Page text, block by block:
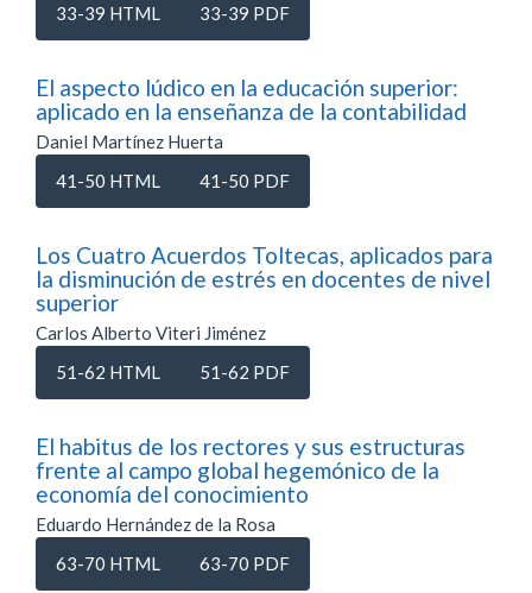
33-39 HTML
33-39 PDF
El aspecto lúdico en la educación superior:
aplicado en la enseñanza de la contabilidad
Daniel Martínez Huerta
41-50 HTML
41-50 PDF
Los Cuatro Acuerdos Toltecas, aplicados para
la disminución de estrés en docentes de nivel
superior
Carlos Alberto Viteri Jiménez
51-62 HTML
51-62 PDF
El habitus de los rectores y sus estructuras
frente al campo global hegemónico de la
economía del conocimiento
Eduardo Hernández de la Rosa
63-70 HTML
63-70 PDF